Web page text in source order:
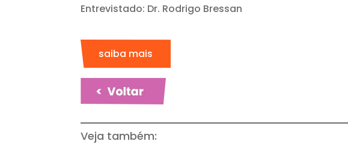
Entrevistado: Dr. Rodrigo Bressan
saiba mais
Veja também: